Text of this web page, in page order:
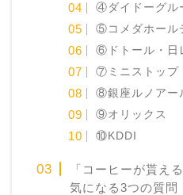
④ダイドーグル
⑤コメダホール
⑥ドトール・日
⑦ミニストップ
⑧銀座ルノアー
⑨オリックス
⑩KDDI
「コーヒーが貰え
気になる3つの質問